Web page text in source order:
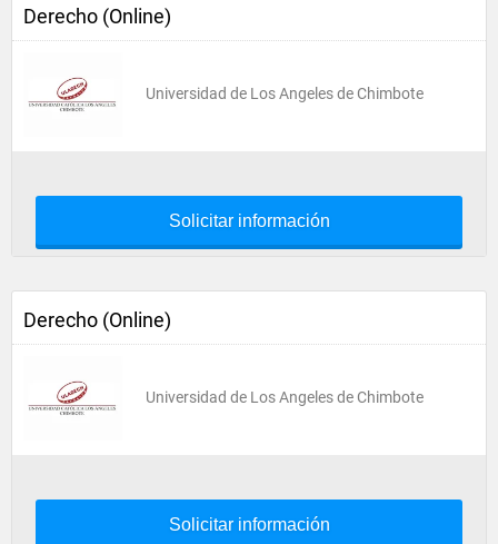
Derecho (Online)
Universidad de Los Angeles de Chimbote
Solicitar información
Derecho (Online)
Universidad de Los Angeles de Chimbote
Solicitar información